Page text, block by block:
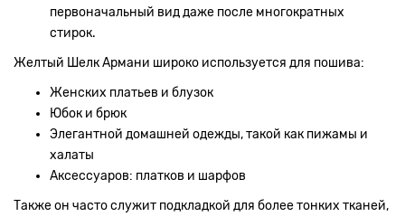
первоначальный вид даже после многократных
стирок.
Желтый Шелк Армани широко используется для пошива:
Женских платьев и блузок
Юбок и брюк
Элегантной домашней одежды, такой как пижамы и
халаты
Аксессуаров: платков и шарфов
Также он часто служит подкладкой для более тонких тканей,